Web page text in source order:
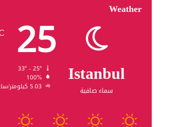
Weather
Istanbul
سماء صافية
25
100%
5.03 كيلومتر/ساعة